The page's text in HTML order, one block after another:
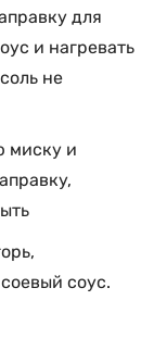
для
и нагревать
не
миску и
соус.